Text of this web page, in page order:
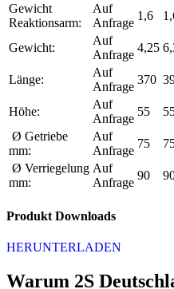
Gewicht
Reaktionsarm:
Auf
Anfrage
1,6
Gewicht:
Auf
Anfrage
4,25
Länge:
Auf
Anfrage
370
Höhe:
Auf
Anfrage
55
Ø Getriebe
mm:
Auf
Anfrage
75
Ø Verriegelung
mm:
Auf
Anfrage
90
Produkt Downloads
HERUNTERLADEN
Warum 2S